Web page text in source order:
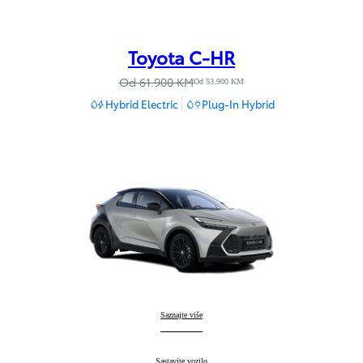
Toyota C-HR
Od 61.900 KMOd 53.900 KM
Hybrid Electric Plug-In Hybrid
Toyota C-HR
Saznajte više
Toyota C-HR:
Sastavite vozilo